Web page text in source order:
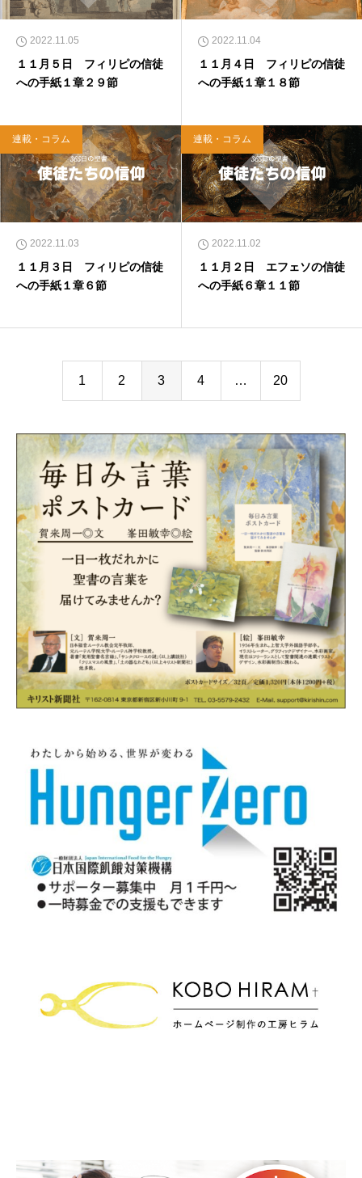
2022.11.05
１１月５日 フィリピの信徒
への手紙１章２９節
2022.11.04
１１月４日 フィリピの信徒
への手紙１章１８節
連載・コラム
2022.11.03
１１月３日 フィリピの信徒
への手紙１章６節
連載・コラム
2022.11.02
１１月２日 エフェソの信徒
への手紙６章１１節
1 2 3 4 … 20